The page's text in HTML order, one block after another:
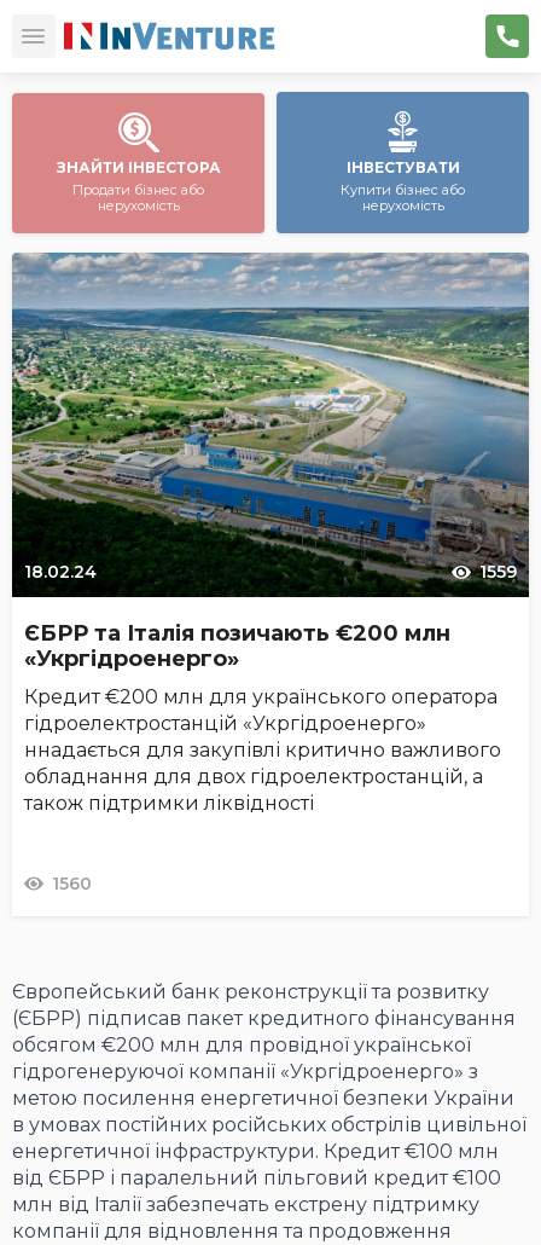
ЗНАЙТИ ІНВЕСТОРА
Продати бізнес або
нерухомість
ІНВЕСТУВАТИ
Купити бізнес або
нерухомість
18.02.24 1559
ЄБРР та Італія позичають €200 млн
«Укргідроенерго»
Кредит €200 млн для українського оператора
гідроелектростанцій «Укргідроенерго»
ннадається для закупівлі критично важливого
обладнання для двох гідроелектростанцій, а
також підтримки ліквідності
1560
Європейський банк реконструкції та розвитку
(ЄБРР) підписав пакет кредитного фінансування
обсягом €200 млн для провідної української
гідрогенеруючої компанії «Укргідроенерго» з
метою посилення енергетичної безпеки України
в умовах постійних російських обстрілів цивільної
енергетичної інфраструктури. Кредит €100 млн
від ЄБРР і паралельний пільговий кредит €100
млн від Італії забезпечать екстрену підтримку
компанії для відновлення та продовження